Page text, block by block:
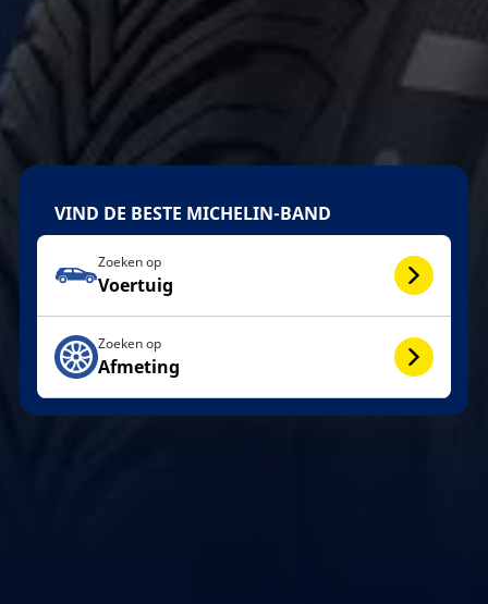
VIND DE BESTE MICHELIN-BAND
Zoeken op
Voertuig
Zoeken op
Afmeting